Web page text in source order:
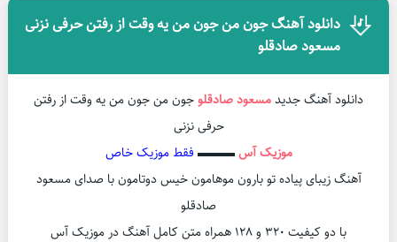
دانلود آهنگ جون من جون من یه وقت از رفتن حرفی نزنی
مسعود صادقلو
دانلود آهنگ جدیدمسعود صادقلوجون من جون من یه وقت از رفتن
حرفی نزنی
موزیک آس▬▬▬ فقط موزیک خاص
آهنگ زیبای پیاده تو بارون موهامون خیس دوتامون با صدای مسعود
صادقلو
با دو کیفیت ۳۲۰ و ۱۲۸ همراه متن کامل آهنگ در موزیک آس